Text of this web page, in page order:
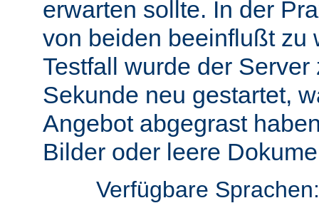
erwarten sollte. In der
von beiden beeinflußt zu
Testfall wurde der
Sekunde neu gestartet,
Angebot abgegrast
Bilder oder leere
Verfügbare